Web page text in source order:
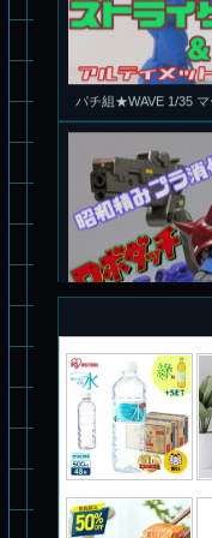
旧キット製作★アオ
パチ組塗装★バンダイ
ブルーティッシュドッ